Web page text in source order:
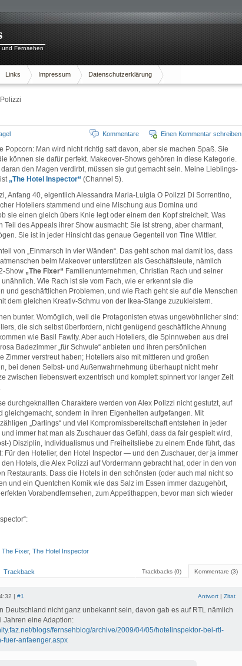
und Fernsehen
Links Impressum Datenschutzerklärung
Einen Kommentar schreiben
Kommentare
Popcorn: Man wird nicht richtig satt davon, aber sie machen Spaß. Sie
können sie dafür perfekt. Makeover-Shows gehören in diese Kategorie.
den Magen verdirbt, müssen sie gut gemacht sein. Meine Lieblings-
„The Hotel Inspector“ (Channel 5).
Anfang 40, eigentlich Alessandra Maria-Luigia O Polizzi Di Sorrentino,
Hoteliers stammend und eine Mischung aus Domina und
sie einen gleich übers Knie legt oder einem den Kopf streichelt. Was
des Appeals ihrer Show ausmacht: Sie ist streng, aber charmant,
Sie ist in jeder Hinsicht das genaue Gegenteil von Tine Wittler.
von „Einmarsch in vier Wänden“. Das geht schon mal damit los, dass
beim Makeover unterstützen als Geschäftsleute, nämlich
Show „The Fixer“ Familienunternehmen, Christian Rach und seiner
Wie Rach ist sie vom Fach, wie er erkennt sie die
und geschäftlichen Problemen, und wie Rach geht sie auf die Menschen
dem gleichen Kreativ-Schmu von der Ikea-Stange zuzukleistern.
bunter. Womöglich, weil die Protagonisten etwas ungewöhnlicher sind:
die sich selbst überfordern, nicht genügend geschäftliche Ahnung
wie Basil Fawlty. Aber auch Hoteliers, die Spinnweben aus drei
Badezimmer „für Schwule“ anbieten und ihren persönlichen
Zimmer verstreut haben; Hoteliers also mit mittleren und großen
bei denen Selbst- und Außenwahrnehmung überhaupt nicht mehr
zwischen liebenswert exzentrisch und komplett spinnert vor langer Zeit
durchgeknallten Charaktere werden von Alex Polizzi nicht gestutzt, auf
gleichgemacht, sondern in ihren Eigenheiten aufgefangen. Mit
„Darlings“ und viel Kompromissbereitschaft entstehen in jeder
immer hat man als Zuschauer das Gefühl, dass da fair gespielt wird,
) Disziplin, Individualismus und Freiheitsliebe zu einem Ende führt, das
Für den Hotelier, den Hotel Inspector — und den Zuschauer, der ja immer
Hotels, die Alex Polizzi auf Vordermann gebracht hat, oder in den von
Restaurants. Dass die Hotels in den schönsten (oder auch mal nicht so
und ein Quentchen Komik wie das Salz im Essen immer dazugehört,
Vorabendfernsehen, zum Appetithappen, bevor man sich wieder
The Fixer, The Hotel Inspector
Kommentare (3)
Trackbacks (0)
Trackback
| #1 Antwort | Zitat
Deutschland nicht ganz unbekannt sein, davon gab es auf RTL nämlich
Jahren eine Adaption:
blogs/fernsehblog/archive/2009/04/05/hotelinspektor-bei-rtl-
fuer-anfaenger.aspx